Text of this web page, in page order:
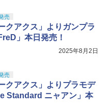
売
クアクス」よりガンプラ
」本日発売！
2025年8月2日
売
クアクス」よりプラモデ
Standard ニャアン」本